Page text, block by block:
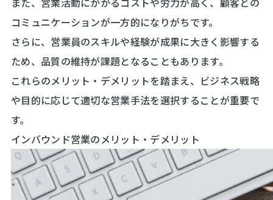
コミュニケーションが一方的になりがちです。
さらに、営業員のスキルや経験が成果に大きく影響する
ため、品質の維持が課題となることもあります。
これらのメリット・デメリットを踏まえ、ビジネス戦略
や目的に応じて適切な営業手法を選択することが重要で
す。
インバウンド営業のメリット・デメリット